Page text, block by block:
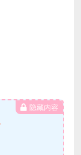
隐藏内容